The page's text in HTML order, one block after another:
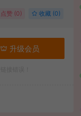
点赞 (0) 收藏 (0)
升级会员